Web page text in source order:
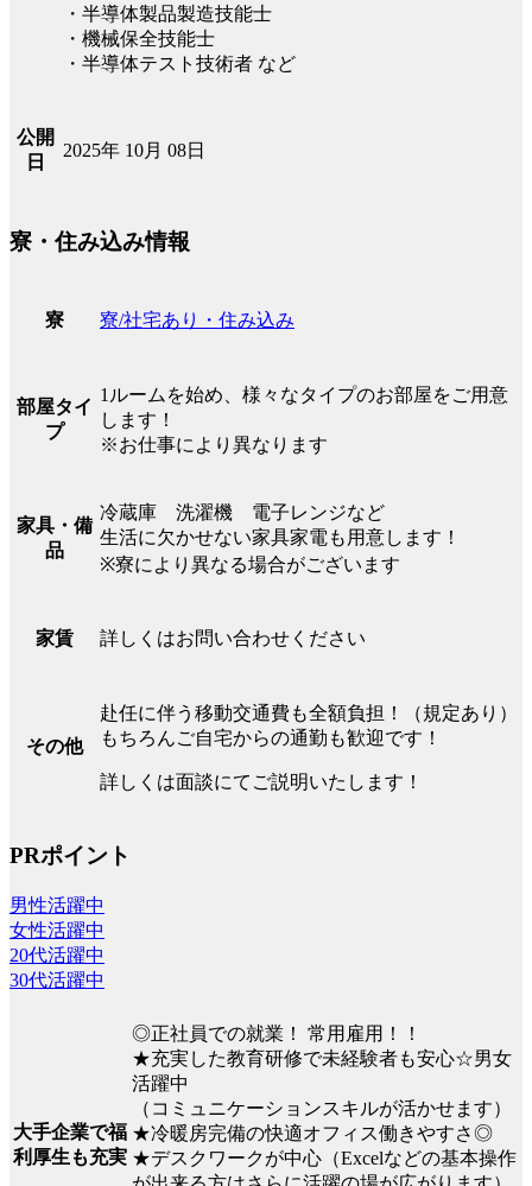
・半導体製品製造技能士
・機械保全技能士
・半導体テスト技術者 など
公開
日
2025年 10月 08日
寮・住み込み情報
寮 寮/社宅あり・住み込み
部屋タイ
プ
1ルームを始め、様々なタイプのお部屋をご用意
します！
※お仕事により異なります
家具・備
品
冷蔵庫 洗濯機 電子レンジなど
生活に欠かせない家具家電も用意します！
※寮により異なる場合がございます
家賃 詳しくはお問い合わせください
その他
赴任に伴う移動交通費も全額負担！（規定あり）
もちろんご自宅からの通勤も歓迎です！
詳しくは面談にてご説明いたします！
PRポイント
男性活躍中
女性活躍中
20代活躍中
30代活躍中
大手企業で福
利厚生も充実
◎正社員での就業！ 常用雇用！！
★充実した教育研修で未経験者も安心☆男女
活躍中
（コミュニケーションスキルが活かせます）
★冷暖房完備の快適オフィス働きやすさ◎
★デスクワークが中心（Excelなどの基本操作